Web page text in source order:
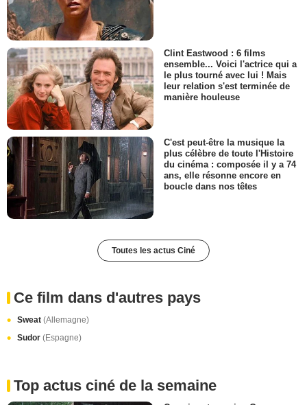
Clint Eastwood : 6 films
ensemble... Voici l'actrice qui a
le plus tourné avec lui ! Mais
leur relation s'est terminée de
manière houleuse
C'est peut-être la musique la
plus célèbre de toute l'Histoire
du cinéma : composée il y a 74
ans, elle résonne encore en
boucle dans nos têtes
Toutes les actus Ciné
Ce film dans d'autres pays
Sweat (Allemagne)
Sudor (Espagne)
Top actus ciné de la semaine